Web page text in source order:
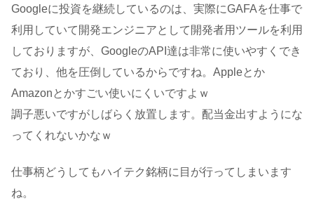
Googleに投資を継続しているのは、実際にGAFAを仕事で
利用していて開発エンジニアとして開発者用ツールを利用
しておりますが、GoogleのAPI達は非常に使いやすくでき
ており、他を圧倒しているからですね。Appleとか
Amazonとかすごい使いにくいですよｗ
調子悪いですがしばらく放置します。配当金出すようにな
ってくれないかなｗ
仕事柄どうしてもハイテク銘柄に目が行ってしまいます
ね。